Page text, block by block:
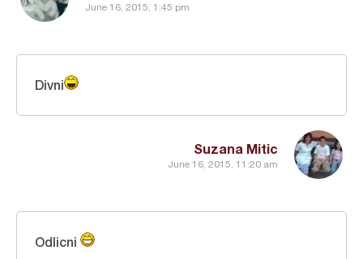
June 16, 2015, 1:45 pm
Suzana Mitic
June 16, 2015, 11:20 am
Divni
Odlicni